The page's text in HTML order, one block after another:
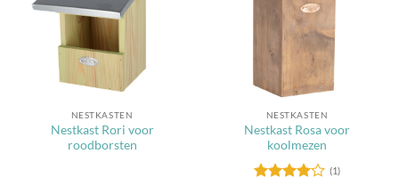
NESTKASTEN
Nestkast Rori voor
roodborsten
NESTKASTEN
Nestkast Rosa voor
koolmezen
(1)